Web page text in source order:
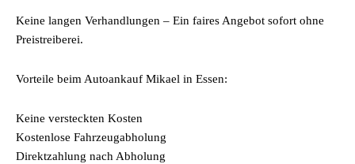
Keine langen Verhandlungen – Ein faires Angebot sofort ohne
Preistreiberei.
Vorteile beim Autoankauf Mikael in Essen:
Keine versteckten Kosten
Kostenlose Fahrzeugabholung
Direktzahlung nach Abholung